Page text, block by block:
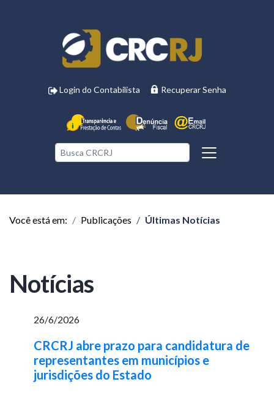
Login do Contabilista Recuperar Senha
Você está em: Publicações Últimas Notícias
Notícias
26/6/2026
CRCRJ abre prazo para candidatura de
representantes em municípios e
jurisdições do Estado